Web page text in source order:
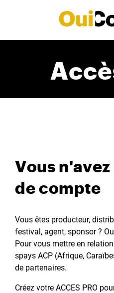
Vous
de compte
Vous êtes producteur,
festival, agent, sponsor ?
Pour vous mettre en
spays ACP (Afrique,
de partenaires.
Créez votre ACCES PRO